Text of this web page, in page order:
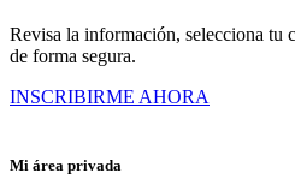
Revisa la información, selecciona tu
de forma segura.
INSCRIBIRME AHORA
Mi área privada